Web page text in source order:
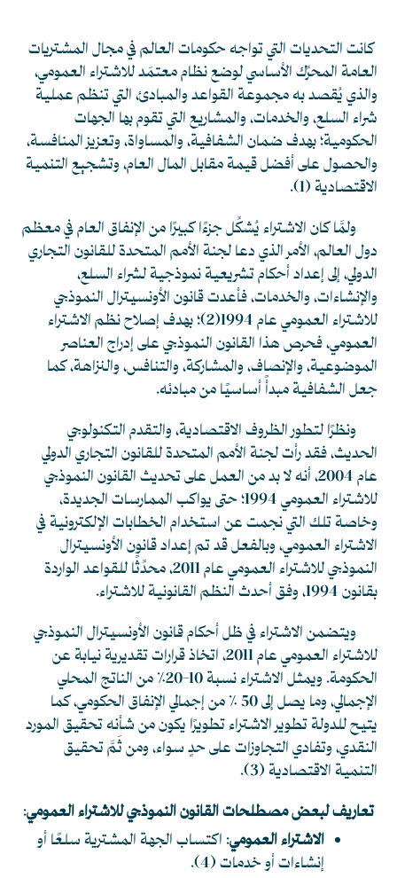
كانت التحديات التي تواجه حكومات العالم في مجال المشتريات
العامة المحرِّك الأساسي لوضع نظام معتمَد للاشتراء العمومي،
والذي يُقصد به مجموعة القواعد والمبادئ، التي تنظم عملية
شراء السلع، والخدمات، والمشاريع التي تقوم بها الجهات
الحكومية؛ بهدف ضمان الشفافية، والمساواة، وتعزيز المنافسة،
والحصول على أفضل قيمة مقابل المال العام، وتشجيع التنمية
الاقتصادية(1)
.
ولمَّا كان الاشتراء يُشكِّل جزءًا كبيرًا من الإنفاق العام في معظم
دول العالم، الأمر الذي دعا لجنة الأمم المتحدة للقانون التجاري
الدولي، إلى إعداد أحكام تشريعية نموذجية لشراء السلع،
والإنشاءات، والخدمات، فأعدت قانون الأونسيترال النموذجي
للاشتراء العمومي عام 1994
(2) ؛ بهدف إصلاح نظم الاشتراء
العمومي، فحرص هذا القانون النموذجي على إدراج العناصر
الموضوعية، والإنصاف، والمشاركة، والتنافس، والنزاهة، كما
جعل الشفافية مبدأً أساسيًا من مبادئه.
ونظرًا لتطور الظروف الاقتصادية، والتقدم التكنولوجي
الحديث، فقد رأت لجنة الأمم المتحدة للقانون التجاري الدولي
عام 2004، أنه لا بد من العمل على تحديث القانون النموذجي
للاشتراء العمومي 1994؛ حتى يواكب الممارسات الجديدة،
وخاصة تلك التي نجمت عن استخدام الخطابات الإلكترونية في
الاشتراء العمومي، وبالفعل قد تم إعداد قانون الأونسيترال
النموذجي للاشتراء العمومي عام 2011، محدِّثًا للقواعد الواردة
بقانون 1994، وفق أحدث النظم القانونية للاشتراء.
ويتضمن الاشتراء في ظل أحكام قانون الأونسيترال النموذجي
للاشتراء العمومي عام 2011، اتخاذ قرارات تقديرية نيابة عن
الحكومة. ويمثل الاشتراء نسبة 10-20% من الناتج المحلي
الإجمالي، وما يصل إلى 50 % من إجمالي الإنفاق الحكومي، كما
يتيح للدولة تطوير الاشتراء تطويرًا يكون من شأنه تحقيق المورد
النقدي، وتفادي التجاوزات على حدٍ سواء، ومن ثَمَّ تحقيق
التنمية الاقتصادية(3)
.
تعاريف لبعض مصطلحات القانون النموذجي للاشتراء العمومي:
الاشتراء العمومي: اكتساب الجهة المشترية سلعًا أو
إنشاءات أو خدمات(4)
.